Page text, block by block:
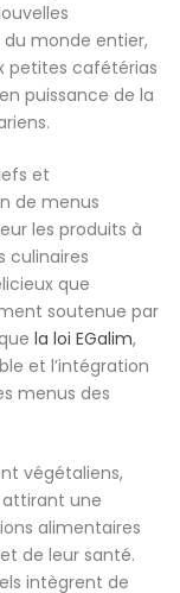
monde entier,
petites cafétérias
puissance de la
et
de menus
les produits à
culinaires
que
soutenue par
la loi EGalim,
et l’intégration
menus des
végétaliens,
attirant une
alimentaires
de leur santé.
intègrent de